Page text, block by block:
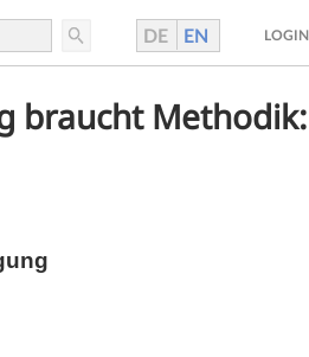
DE EN LOGIN
braucht Methodik: